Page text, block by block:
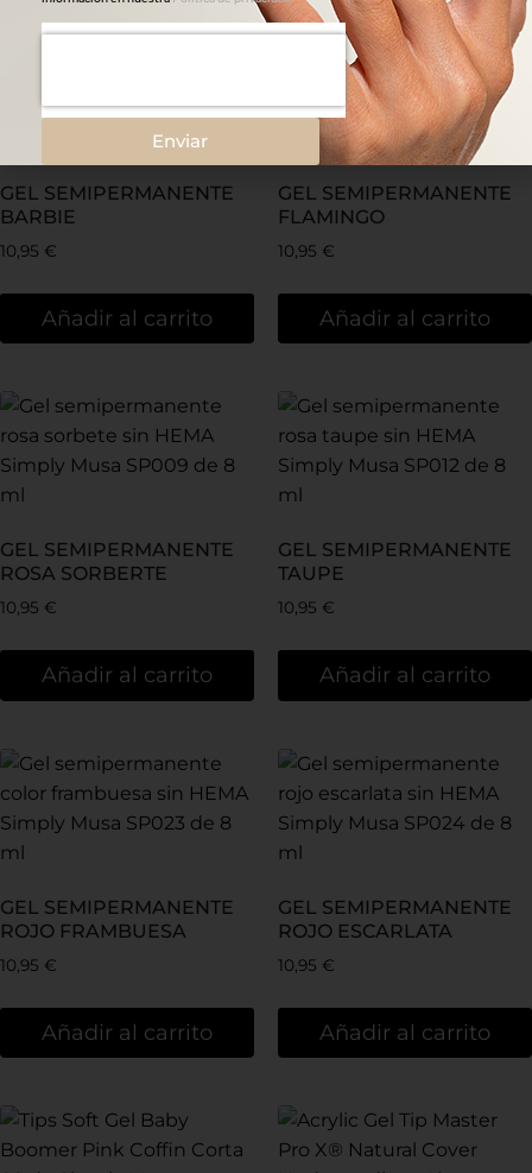
GEL SEMIPERMANENTE
BARBIE
10,95 €
Añadir al carrito
GEL SEMIPERMANENTE
FLAMINGO
10,95 €
Añadir al carrito
GEL SEMIPERMANENTE
ROSA SORBERTE
10,95 €
Añadir al carrito
GEL SEMIPERMANENTE
TAUPE
10,95 €
Añadir al carrito
GEL SEMIPERMANENTE
ROJO FRAMBUESA
10,95 €
Añadir al carrito
GEL SEMIPERMANENTE
ROJO ESCARLATA
10,95 €
Añadir al carrito
Enviar